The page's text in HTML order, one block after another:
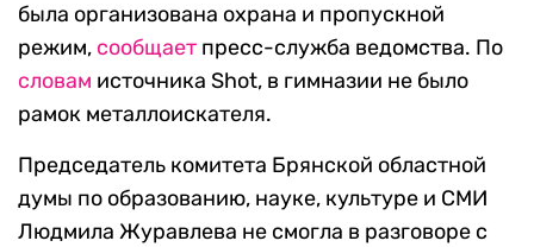
была организована охрана и пропускной
режим, сообщает пресс-служба ведомства. По
словам источника Shot, в гимназии не было
рамок металлоискателя.
Председатель комитета Брянской областной
думы по образованию, науке, культуре и СМИ
Людмила Журавлева не смогла в разговоре с